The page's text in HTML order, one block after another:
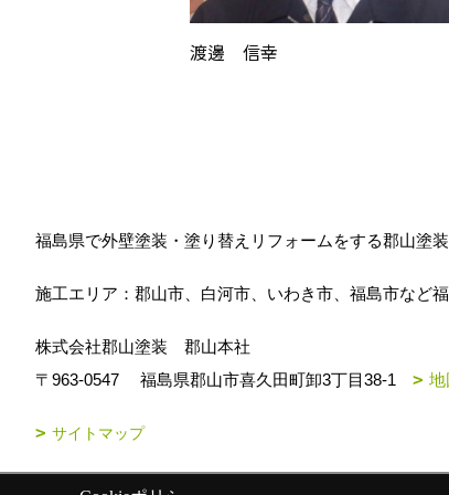
渡邊 信幸
福島県で外壁塗装・塗り替えリフォームをする郡山塗
施工エリア：郡山市、白河市、いわき市、福島市など
株式会社郡山塗装 郡山本社
〒963-0547
福島県郡山市喜久田町卸3丁目38-1 地
サイトマップ